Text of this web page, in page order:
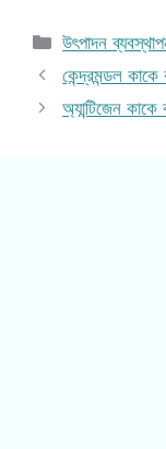
Categories
উৎপাদন
কেন্দ্রমন্ডল
অ্যান্টিজেন